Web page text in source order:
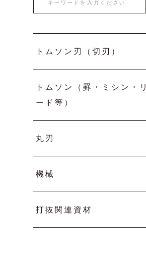
トムソン刃（切刃）
トムソン（罫・ミシン・リ
ード等）
丸刃
機械
打抜関連資材